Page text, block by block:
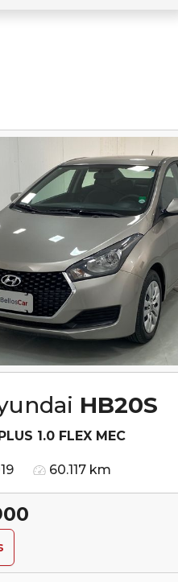
HB20S
1.0 FLEX MEC
60.117 km